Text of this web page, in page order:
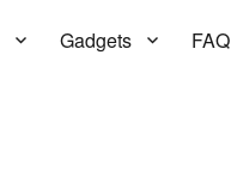
Gadgets FAQ